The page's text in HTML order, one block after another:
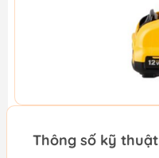
Thông số kỹ thuật